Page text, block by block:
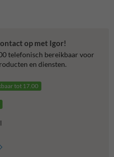
op met Igor!
telefonisch bereikbaar voor
en diensten.
tot 17.00